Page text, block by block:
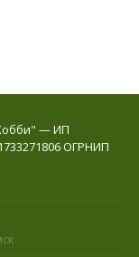
— ИП
ОГРНИП